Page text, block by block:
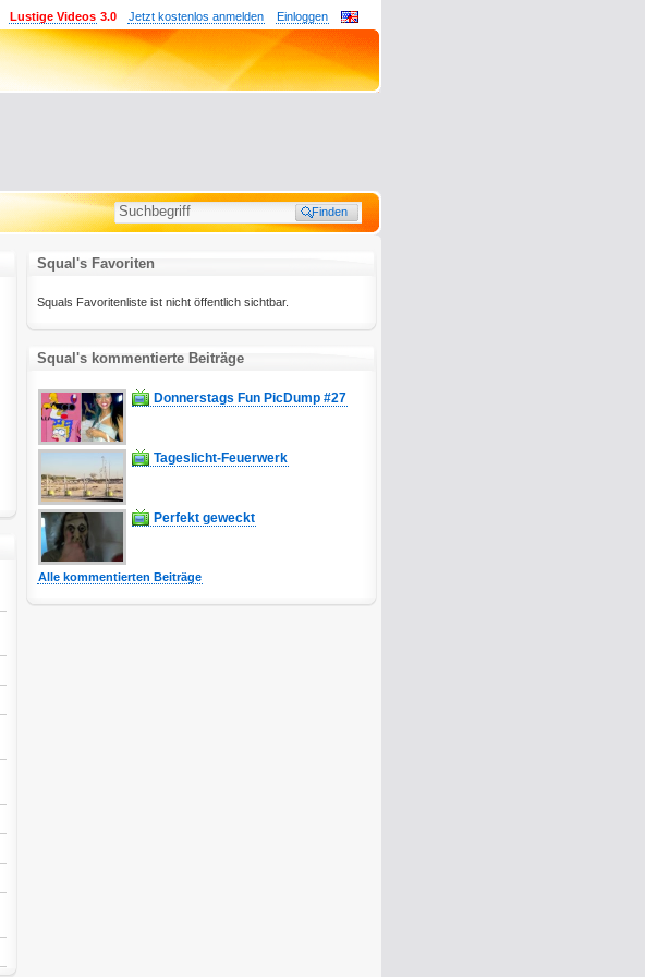
Einloggen
Jetzt kostenlos anmelden
Lustige Videos 3.0
Squal's Favoriten
Squals Favoritenliste ist nicht öffentlich sichtbar.
Squal's kommentierte Beiträge
Donnerstags Fun PicDump #27
Tageslicht-Feuerwerk
Perfekt geweckt
Alle kommentierten Beiträge